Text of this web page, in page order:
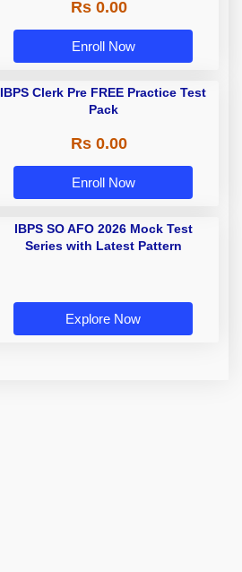
Rs 0.00
Enroll Now
IBPS Clerk Pre FREE Practice Test
Pack
Rs 0.00
Enroll Now
IBPS SO AFO 2026 Mock Test
Series with Latest Pattern
Explore Now